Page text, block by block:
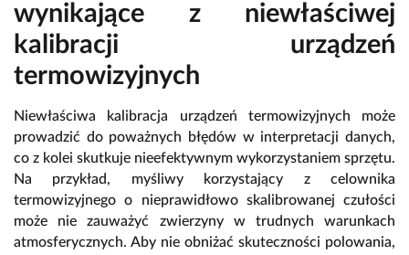
wynikające z niewłaściwej
kalibracji urządzeń
termowizyjnych
Niewłaściwa kalibracja urządzeń termowizyjnych może
prowadzić do poważnych błędów w interpretacji danych,
co z kolei skutkuje nieefektywnym wykorzystaniem sprzętu.
Na przykład, myśliwy korzystający z celownika
termowizyjnego o nieprawidłowo skalibrowanej czułości
może nie zauważyć zwierzyny w trudnych warunkach
atmosferycznych. Aby nie obniżać skuteczności polowania,